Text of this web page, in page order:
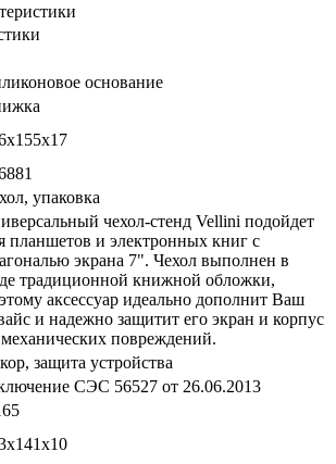
основание
упаковка
чехол-стенд Vellini подойдет
планшетов и электронных книг с
экрана 7". Чехол выполнен в
традиционной книжной обложки,
аксессуар идеально дополнит Ваш
и надежно защитит его экран и корпус
повреждений.
защита устройства
СЭС 56527 от 26.06.2013